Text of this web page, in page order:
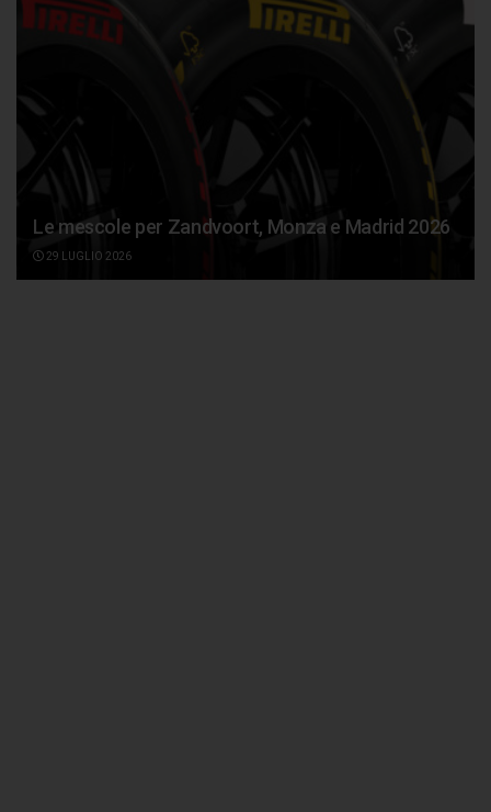
Le mescole per Zandvoort, Monza e Madrid 2026
29 LUGLIO 2026